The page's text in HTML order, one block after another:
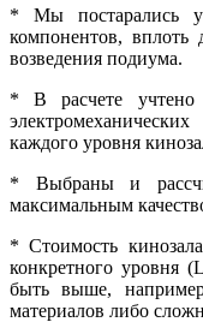
* Мы постарались
компонентов, вплоть
возведения подиума.
* В расчете учтено
каждого уровня
* Выбраны и
максимальным
* Стоимость
конкретного уровня
быть выше,
материалов либо